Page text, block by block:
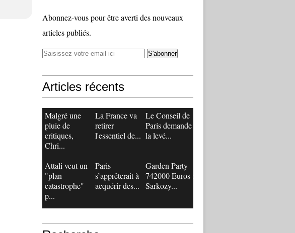
Abonnez-vous pour être averti des nouveaux
articles publiés.
Articles récents
Malgré une
pluie de
critiques,
Chri...
La France va
retirer
l'essentiel de...
Le Conseil de
Paris demande
la levé...
Attali veut un
"plan
catastrophe"
p...
Paris
s’apprêterait à
acquérir des...
Garden Party
742000 Euros :
Sarkozy...